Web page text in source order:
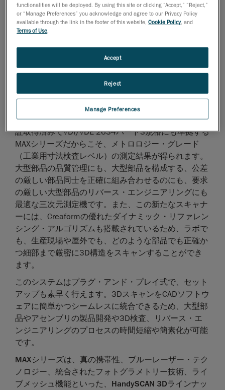
のスキャンモード機能を備えたこの新たなポータブル
3Dスキャナーは、汎用性に優れ、測定技師でなくと
も（最大15メートルの）大型部品やアセンブリを最適
く、スピード、精度、携帯性、そして使い勝手の良さ
を兼ね備え、様々な性能に秀でたこの新たなスキャナ
ーなら、航空宇宙、輸送、エネルギー、鉱業や重工業
といった業界でよく見られる大型部品の測定プロセス
が簡単かつ効率的に、確実に行えるようになります。
0.100 mm + 0.015 mm/mの容積精度、ISO 17025認
証取得済みでVDI/VDE 2634パート3規格にも準拠する
MAXシリーズだからこそ、メトロロジー・グレード
（工業用寸法検査レベル）の測定結果が得られます。
大型部品の品質管理にも、大型部品を構成する、公差
の厳しい部品同士を正確に組み合わせるのにも、要求
の厳しい大型部品のリバース・エンジニアリングにも
最適な三次元測定機です。また、この新たなスキャナ
ーには、Creaformの優れたダイナミック・リファレン
シング・アルゴリズムも搭載されているため、ラボで
も、生産現場や屋外でも、どのような部品でも正確か
つ細部まで厳密に3D構造をスキャンすることができ
ます。
このシステムはプラグ・アンド・プレイ式で、セット
アップも素早く行えます。3DスキャンをCADソフトウ
ェアに簡単かつシームレスに統合できるため、大型部
品やアセンブリの製品開発や3D検査、リバース・エ
ンジニアリングのプロセスの時間短縮や簡素化が可能
です。
MAXシリーズは、真の携帯性、ブルーレーザー・テク
ノロジー、統合されたフォトグラメトリー技術、ライ
ブメッシュ機能といった、 HandySCAN 3Dラインナッ
functionalities will be deployed. By using this site or clicking “Accept,” “Reject,”
or “Manage Preferences” you acknowledge and agree to our Privacy Policy
available through the link in the footer of this website,Cookie Policy, and
Terms of Use
Manage Preferences
Reject
Accept